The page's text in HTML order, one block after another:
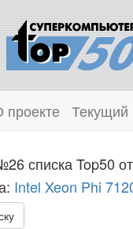
проекте Текущий
списка Top50
Intel Xeon Phi